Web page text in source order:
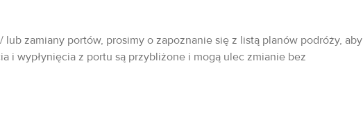
zamiany portów, prosimy o zapoznanie się z listą planów podróży, aby
i wypłynięcia z portu są przybliżone i mogą ulec zmianie bez